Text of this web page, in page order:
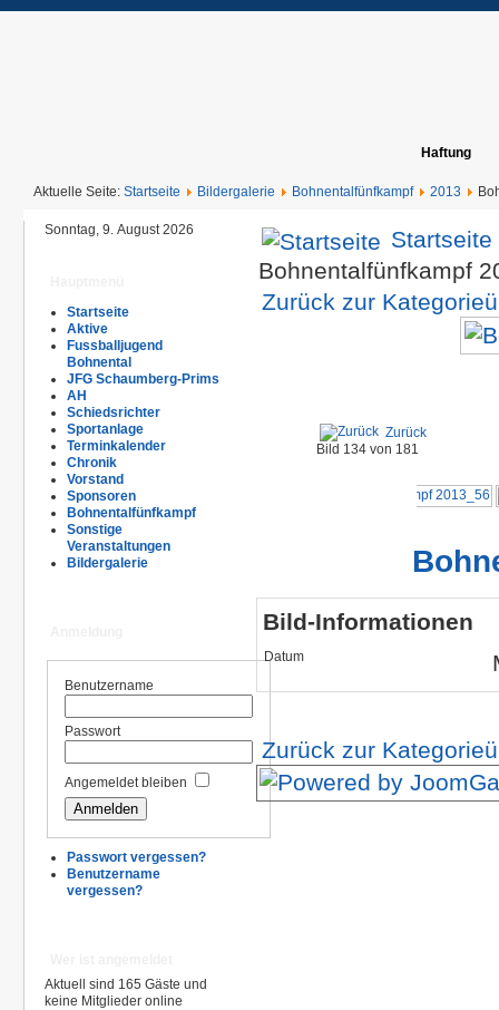
Haftung
Aktuelle Seite: Startseite Bildergalerie Bohnentalfünfkampf 2013
Sonntag, 9. August 2026
Startseite
Aktive
Fussballjugend
Bohnental
JFG Schaumberg-Prims
AH
Schiedsrichter
Sportanlage
Terminkalender
Chronik
Vorstand
Sponsoren
Bohnentalfünfkampf
Sonstige
Veranstaltungen
Bildergalerie
Benutzername
Passwort
Angemeldet bleiben
Passwort vergessen?
Benutzername
vergessen?
Aktuell sind 165 Gäste und
keine Mitglieder online
Startseite
Bohnentalfünfkampf
Zurück zur
Zurück
Bild 134 von 181
Bild-Informationen
Datum
Zurück zur